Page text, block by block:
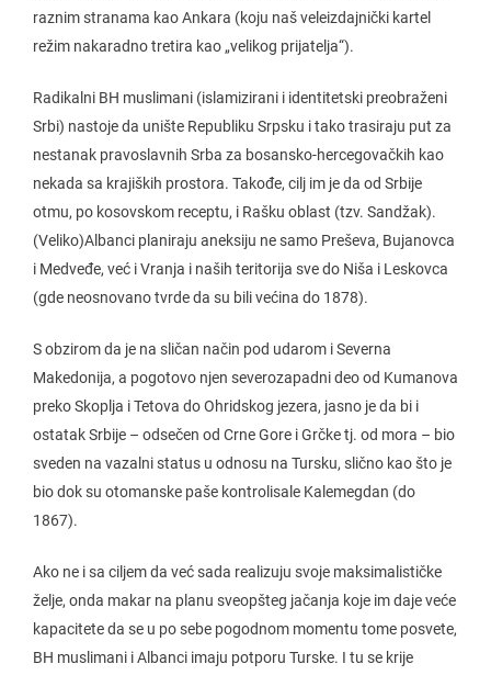
raznim stranama kao Ankara (koju naš veleizdajnički kartel
režim nakaradno tretira kao „velikog prijatelja“).
Radikalni BH muslimani (islamizirani i identitetski preobraženi
Srbi) nastoje da unište Republiku Srpsku i tako trasiraju put za
nestanak pravoslavnih Srba za bosansko-hercegovačkih kao
nekada sa krajiških prostora. Takođe, cilj im je da od Srbije
otmu, po kosovskom receptu, i Rašku oblast (tzv. Sandžak).
(Veliko)Albanci planiraju aneksiju ne samo Preševa, Bujanovca
i Medveđe, već i Vranja i naših teritorija sve do Niša i Leskovca
(gde neosnovano tvrde da su bili većina do 1878).
S obzirom da je na sličan način pod udarom i Severna
Makedonija, a pogotovo njen severozapadni deo od Kumanova
preko Skoplja i Tetova do Ohridskog jezera, jasno je da bi i
ostatak Srbije – odsečen od Crne Gore i Grčke tj. od mora – bio
sveden na vazalni status u odnosu na Tursku, slično kao što je
bio dok su otomanske paše kontrolisale Kalemegdan (do
1867).
Ako ne i sa ciljem da već sada realizuju svoje maksimalističke
želje, onda makar na planu sveopšteg jačanja koje im daje veće
kapacitete da se u po sebe pogodnom momentu tome posvete,
BH muslimani i Albanci imaju potporu Turske. I tu se krije